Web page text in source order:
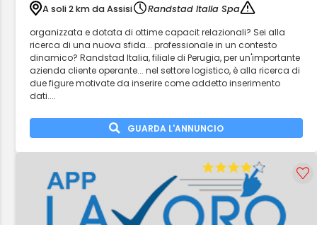
A soli 2 km da Assisi
Randstad Italia Spa
organizzata e dotata di ottime capacit relazionali? Sei alla
ricerca di una nuova sfida... professionale in un contesto
dinamico? Randstad Italia, filiale di Perugia, per un'importante
azienda cliente operante... nel settore logistico, è alla ricerca di
due figure motivate da inserire come addetto inserimento
dati....
GUARDA L'ANNUNCIO